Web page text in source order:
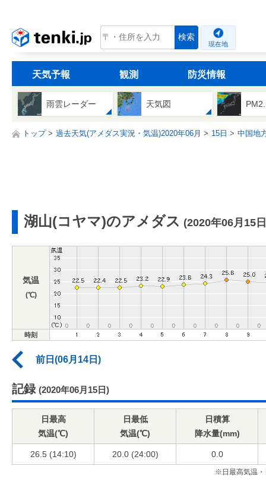
tenki.jp 検索
現在地
天気予報 観測 防災情報
雨雲レーダー 天気図
トップ 過去天気(アメダス実況・気温)2020年06月 15日 中国地
湖山(コヤマ)のアメダス (2020年06月15
気温
(℃)
時刻
前日(06月14日)
記録 (2020年06月15日)
日最高
気温(℃)
日最低
気温(℃)
日積算
降水量(mm)
26.5 (14:10) 20.0 (24:00) 0.0
※日最高気温・